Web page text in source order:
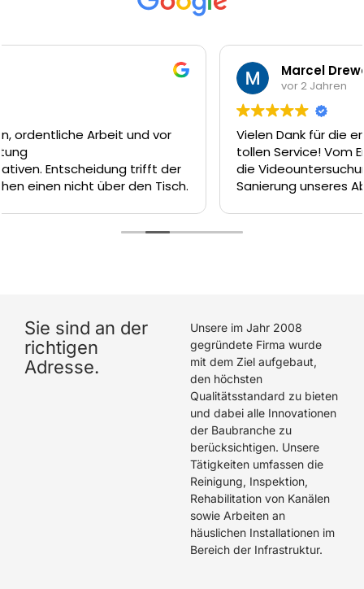
Vielen Dank für die erstklassige Arbeit und den
tollen Service! Vom Erstkontakt am Telefon, über
die Videountersuchung am nächsten Tag und die
Sanierung unseres Abwasserkanal dank Inliner-
Technik am Tag darauf hätte es nicht besser
hat eine hervorragende Arbeit geleistet. Wir können
Sie sind an der
richtigen
Adresse.
Unsere im Jahr 2008
gegründete Firma wurde
mit dem Ziel aufgebaut,
den höchsten
Qualitätsstandard zu bieten
und dabei alle Innovationen
der Baubranche zu
berücksichtigen. Unsere
Tätigkeiten umfassen die
Reinigung, Inspektion,
Rehabilitation von Kanälen
sowie Arbeiten an
häuslichen Installationen im
Bereich der Infrastruktur.